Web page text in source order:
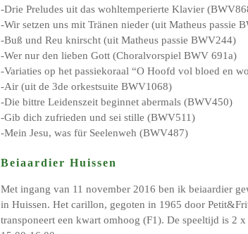
-Drie Preludes uit das wohltemperierte Klavier
-Wir setzen uns mit Tränen nieder (uit Matheus passie
-Buß und Reu knirscht (uit Matheus passie BWV244)
-Wer nur den lieben Gott (Choralvorspiel BWV 691a)
-Variaties op het passiekoraal “O Hoofd vol bloed en
-Air (uit de 3de orkestsuite BWV1068)
-Die bittre Leidenszeit beginnet abermals (BWV450)
-Gib dich zufrieden und sei stille (BWV511)
-Mein Jesu, was für Seelenweh (BWV487)
Beiaardier Huissen
Met ingang van 11 november 2016 ben ik beiaardier
in Huissen. Het carillon, gegoten in 1965 door
transponeert een kwart omhoog (F1). De speeltijd is 2